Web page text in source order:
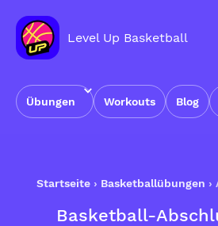
Level Up Basketball
Übungen Workouts Blog
Startseite › Basketballübungen ›
Basketball-